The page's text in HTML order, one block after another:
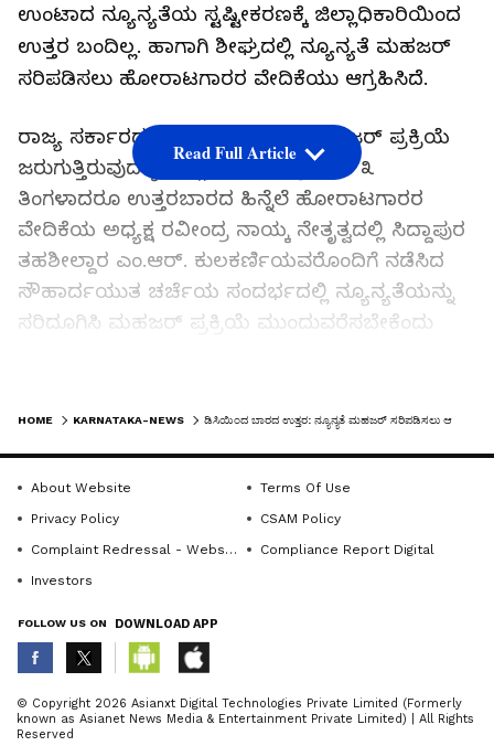
ಉಂಟಾದ ನ್ಯೂನ್ಯತೆಯ ಸ್ಟಷ್ಟೀಕರಣಕ್ಕೆ ಜಿಲ್ಲಾಧಿಕಾರಿಯಿಂದ
ಉತ್ತರ ಬಂದಿಲ್ಲ. ಹಾಗಾಗಿ ಶೀಘ್ರದಲ್ಲಿ ನ್ಯೂನ್ಯತೆ ಮಹಜರ್
ಸರಿಪಡಿಸಲು ಹೋರಾಟಗಾರರ ವೇದಿಕೆಯು ಆಗ್ರಹಿಸಿದೆ.
ರಾಜ್ಯ ಸರ್ಕಾರದ ಆದೇಶ ಉಲ್ಲಂಘಿಸಿ ಮಹಜರ್ ಪ್ರಕ್ರಿಯೆ
ಜರುಗುತ್ತಿರುವುದಕ್ಕೆ ಜಿಲ್ಲಾಧಿಕಾರಿಗೆ ಪತ್ರ ನೀಡಿ ೩
ತಿಂಗಳಾದರೂ ಉತ್ತರಬಾರದ ಹಿನ್ನೆಲೆ ಹೋರಾಟಗಾರರ
ವೇದಿಕೆಯ ಅಧ್ಯಕ್ಷ ರವೀಂದ್ರ ನಾಯ್ಕ ನೇತೃತ್ವದಲ್ಲಿ ಸಿದ್ದಾಪುರ
ತಹಶೀಲ್ದಾರ ಎಂ.ಆರ್. ಕುಲಕರ್ಣಿಯವರೊಂದಿಗೆ ನಡೆಸಿದ
ಸೌಹಾರ್ದಯುತ ಚರ್ಚೆಯ ಸಂದರ್ಭದಲ್ಲಿ ನ್ಯೂನ್ಯತೆಯನ್ನು
ಸರಿದೂಗಿಸಿ ಮಹಜರ್ ಪ್ರಕ್ರಿಯೆ ಮುಂದುವರೆಸಬೇಕೆಂದು
ಮಹಜರ್ ಅಧಿಕಾರಿ ತಂಡವು ಕೆಲವು ಕಡೆ ಅರಣ್ಯವಾಸಿ ಸಹಿ
ಅಧಿಕಾರಗಳು ಉಪಸ್ಥಿತರಿರುವುದಿಲ್ಲದಿರುವುದು, ಸಾಗುವಳಿ
ಮತ್ತು ವಾಸ್ತವ್ಯಕ್ಕೆ ಸಂಬಂಧಿಸಿದ ಅರಣ್ಯವಾಸಿ ಮತ್ತು
ದಾಖಲೆಗಳನ್ನ ಸಂಗ್ರಹಿಸದೇ ಇರುವುದು, ಈ ನ್ಯೂನ್ಯತೆಗಳನ್ನು
ಜಿಲ್ಲಾಧಿಕಾರಿ ಗಮನಕ್ಕೆ ತಂದಾಗ್ಯೂ ಉತ್ತರಿಸದ ಕುರಿತು
ಹೋರಾಟಗಾರರು ಅಸಮಾಧಾನ ವ್ಯಕ್ತಪಡಿಸಿದರು.
Read Full Article
ABOUT THE AUTHOR
K KannadaprabhaNewsNetwork
HOME KARNATAKA-NEWS
About Website
Terms Of Use
Privacy Policy
CSAM Policy
Complaint Redressal - Website
Compliance Report Digital
Investors
FOLLOW US ON DOWNLOAD APP
© Copyright 2026 Asianxt Digital Technologies Private Limited (Formerly
known as Asianet News Media & Entertainment Private Limited) | All Rights
Reserved